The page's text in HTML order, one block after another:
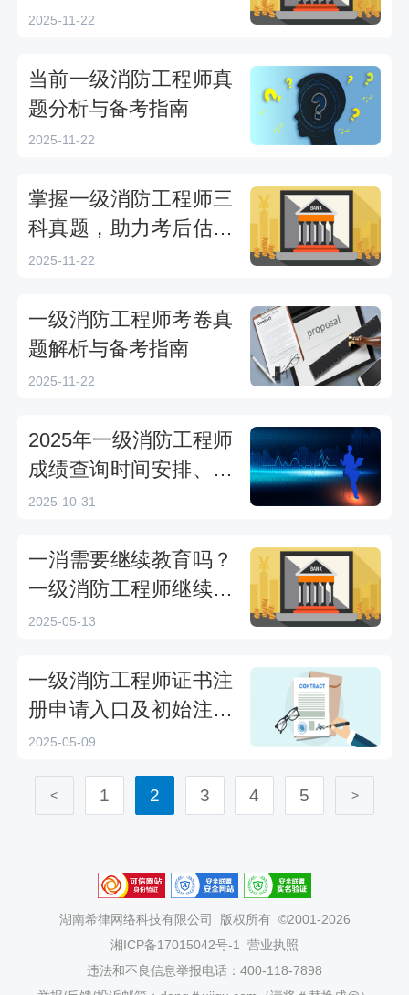
总
2025-11-22
当前一级消防工程师真
题分析与备考指南
2025-11-22
掌握一级消防工程师三
科真题，助力考后估分
与备考规划
2025-11-22
一级消防工程师考卷真
题解析与备考指南
2025-11-22
2025年一级消防工程师
成绩查询时间安排、操
作步骤与常见问题解答
2025-10-31
一消需要继续教育吗？
一级消防工程师继续教
育流程详解
2025-05-13
一级消防工程师证书注
册申请入口及初始注册
流程
2025-05-09
< 1 2 3 4 5 >
湖南希律网络科技有限公司
版权所有 ©2001-2026
湘ICP备17015042号-1
营业执照
违法和不良信息举报电话：400-118-7898